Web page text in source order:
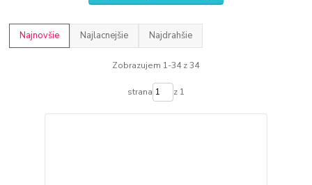
Najnovšie Najlacnejšie Najdrahšie
Zobrazujem 1-34 z 34
strana z 1